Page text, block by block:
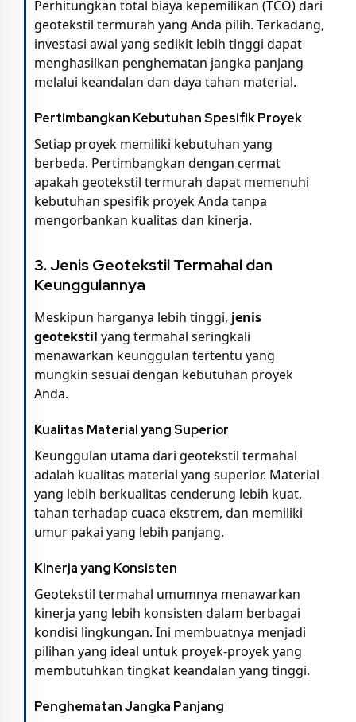
Perhitungkan total biaya kepemilikan (TCO) dari
geotekstil termurah yang Anda pilih. Terkadang,
investasi awal yang sedikit lebih tinggi dapat
menghasilkan penghematan jangka panjang
melalui keandalan dan daya tahan material.
Pertimbangkan Kebutuhan Spesifik Proyek
Setiap proyek memiliki kebutuhan yang
berbeda. Pertimbangkan dengan cermat
apakah geotekstil termurah dapat memenuhi
kebutuhan spesifik proyek Anda tanpa
mengorbankan kualitas dan kinerja.
3.Jenis Geotekstil Termahal dan
Keunggulannya
Meskipun harganya lebih tinggi, jenis
geotekstil yang termahal seringkali
menawarkan keunggulan tertentu yang
mungkin sesuai dengan kebutuhan proyek
Anda.
Kualitas Material yang Superior
Keunggulan utama dari geotekstil termahal
adalah kualitas material yang superior. Material
yang lebih berkualitas cenderung lebih kuat,
tahan terhadap cuaca ekstrem, dan memiliki
umur pakai yang lebih panjang.
Kinerja yang Konsisten
Geotekstil termahal umumnya menawarkan
kinerja yang lebih konsisten dalam berbagai
kondisi lingkungan. Ini membuatnya menjadi
pilihan yang ideal untuk proyek-proyek yang
membutuhkan tingkat keandalan yang tinggi.
Penghematan Jangka Panjang